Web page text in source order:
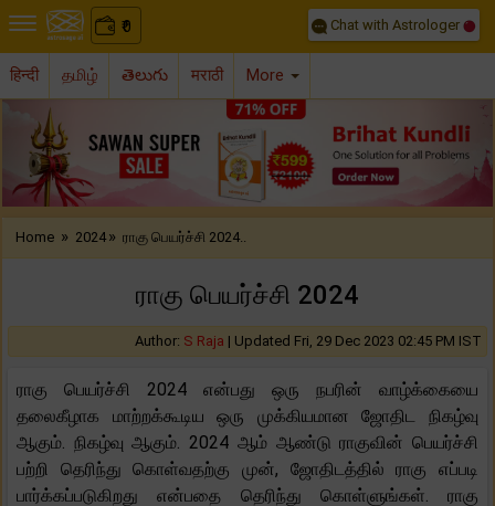
₹
0 Chat with Astrologer
हिन्दी தமிழ் తెలుగు मराठी More
Previous
Home » 2024 » ராகு பெயர்ச்சி 2024..
ராகு பெயர்ச்சி 2024
Author: S Raja | Updated Fri, 29 Dec 2023 02:45 PM IST
ராகு பெயர்ச்சி 2024 என்பது ஒரு நபரின் வாழ்க்கையை
தலைகீழாக மாற்றக்கூடிய ஒரு முக்கியமான ஜோதிட நிகழ்வு
ஆகும். நிகழ்வு ஆகும். 2024 ஆம் ஆண்டு ராகுவின் பெயர்ச்சி
பற்றி தெரிந்து கொள்வதற்கு முன், ஜோதிடத்தில் ராகு எப்படி
பார்க்கப்படுகிறது என்பதை தெரிந்து கொள்ளுங்கள். ராகு